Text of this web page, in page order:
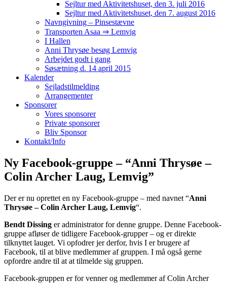
Sejltur med Aktivitetshuset, den 3. juli 2016
Sejltur med Aktivitetshuset, den 7. august 2016
Navngivning – Pinsestævne
Transporten Asaa ⇒ Lemvig
I Hallen
Anni Thrysøe besøg Lemvig
Arbejdet godt i gang
Søsætning d. 14 april 2015
Kalender
Sejladstilmelding
Arrangementer
Sponsorer
Vores sponsorer
Private sponsorer
Bliv Sponsor
Kontakt/Info
Ny Facebook-gruppe – “Anni Thrysøe –
Colin Archer Laug, Lemvig”
Der er nu oprettet en ny Facebook-gruppe – med navnet “Anni
Thrysøe – Colin Archer Laug, Lemvig“.
Bendt Dissing er administrator for denne gruppe. Denne Facebook-
gruppe afløser de tidligere Facebook-grupper – og er direkte
tilknyttet lauget. Vi opfodrer jer derfor, hvis I er brugere af
Facebook, til at blive medlemmer af gruppen. I må også gerne
opfordre andre til at at tilmelde sig gruppen.
Facebook-gruppen er for venner og medlemmer af Colin Archer